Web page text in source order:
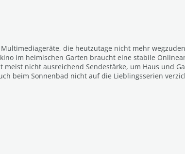
die heutzutage nicht mehr
im heimischen Garten braucht eine stabile
nicht ausreichend Sendestärke, um Haus und
beim Sonnenbad nicht auf die Lieblingsserien